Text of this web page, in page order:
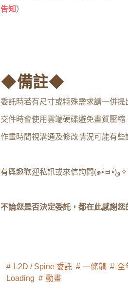
告知）
◆備註◆
委託時若有尺寸或特殊需求請一併提
交件時會使用雲端硬碟避免畫質壓縮
作畫時間視溝通及修改情況可能有
有興趣歡迎私訊或來信詢問(๑•̀ㅂ•́)و✧
不論您是否決定委託，都在此感謝您
L2D / Spine 委託 一條龍 全
Loading
動畫